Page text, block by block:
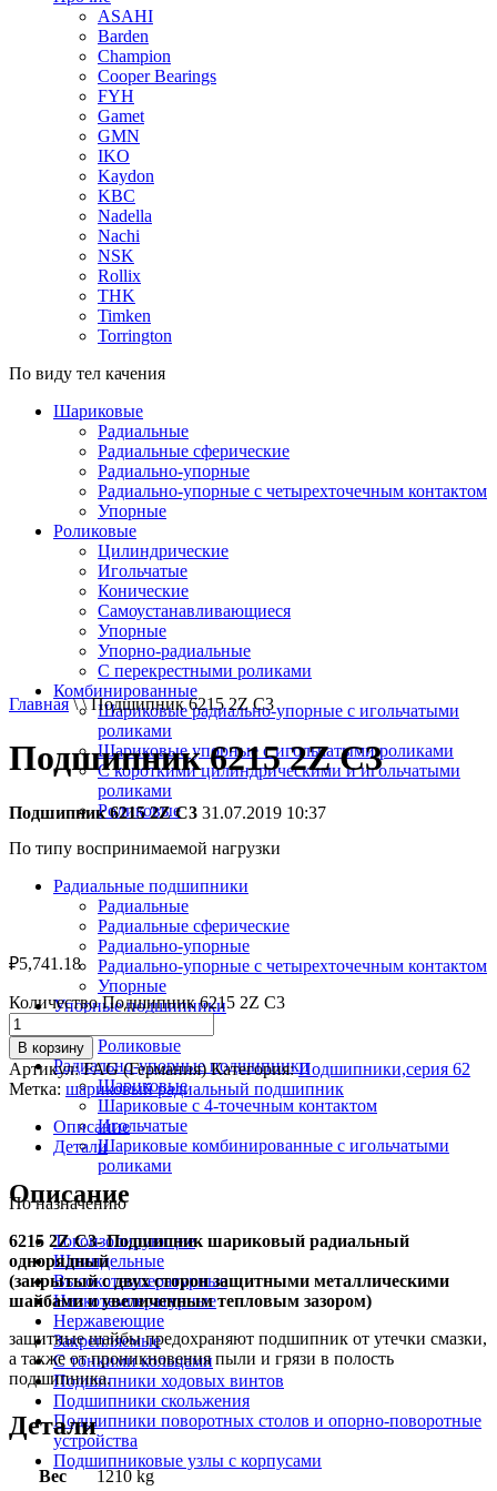
ASAHI
Barden
Champion
Cooper Bearings
FYH
Gamet
GMN
IKO
Kaydon
KBC
Nadella
Nachi
NSK
Rollix
THK
Timken
Torrington
По виду тел качения
Шариковые
Радиальные
Радиальные сферические
Радиально-упорные
Радиально-упорные с четырехточечным контактом
Упорные
Роликовые
Цилиндрические
Игольчатые
Конические
Самоустанавливающиеся
Упорные
Упорно-радиальные
C перекрестными роликами
Комбинированные
Шариковые радиально-упорные с игольчатыми
роликами
Шариковые упорные с игольчатыми роликами
С короткими цилиндрическими и игольчатыми
роликами
Роликовые
По типу воспринимаемой нагрузки
Радиальные подшипники
Радиальные
Радиальные сферические
Радиально-упорные
Радиально-упорные с четырехточечным контактом
Упорные
Упорные подшипники
Роликовые
Радиально-упорные подшипники
Шариковые
Шариковые с 4-точечным контактом
Игольчатые
Шариковые комбинированные с игольчатыми
роликами
По назначению
Токоизолирующие
Шпиндельные
Высокотемпературные
Низкотемпературные
Нержавеющие
Закрепляемые
С тонкими кольцами
Подшипники ходовых винтов
Подшипники скольжения
Подшипники поворотных столов и опорно-поворотные
устройства
Подшипниковые узлы с корпусами
Главная\ \ Подшипник 6215 2Z C3
Подшипник 6215 2Z C3
Подшипник 6215 2Z C3 31.07.2019 10:37
₽5,741.18
Количество Подшипник 6215 2Z C3
В корзину
Артикул:FAG (Германия) Категория:Подшипники,серия 62
Метка: шариковый радиальный подшипник
Описание
Детали
Описание
6215 2Z C3- Подшипник шариковый радиальный
однорядный
(закрытый с двух сторон защитными металлическими
шайбами и увеличенным тепловым зазором)
защитные шайбы предохраняют подшипник от утечки смазки,
а также от проникновения пыли и грязи в полость
подшипника.
Детали
Вес
1210 kg